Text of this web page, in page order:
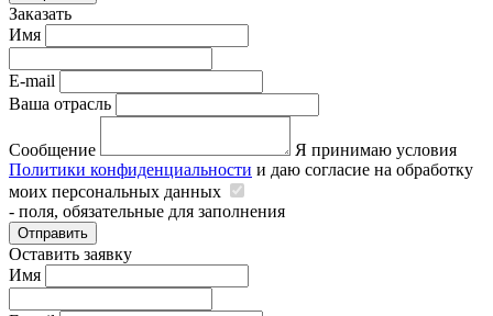
Заказать
Имя
E-mail
Ваша отрасль
Сообщение
Я принимаю условия
Политики конфиденциальности и даю согласие на обработку
моих персональных данных
- поля, обязательные для заполнения
Отправить
Оставить заявку
Имя